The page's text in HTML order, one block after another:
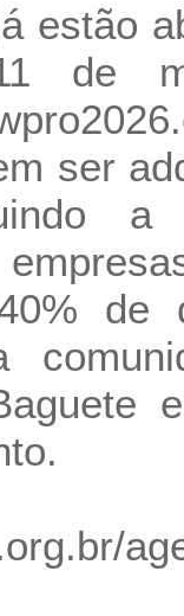
estão
de
ser
de